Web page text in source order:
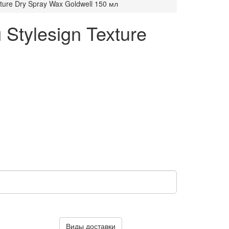
Dry Spray Wax Goldwell 150 мл
Texture
Виды доставки